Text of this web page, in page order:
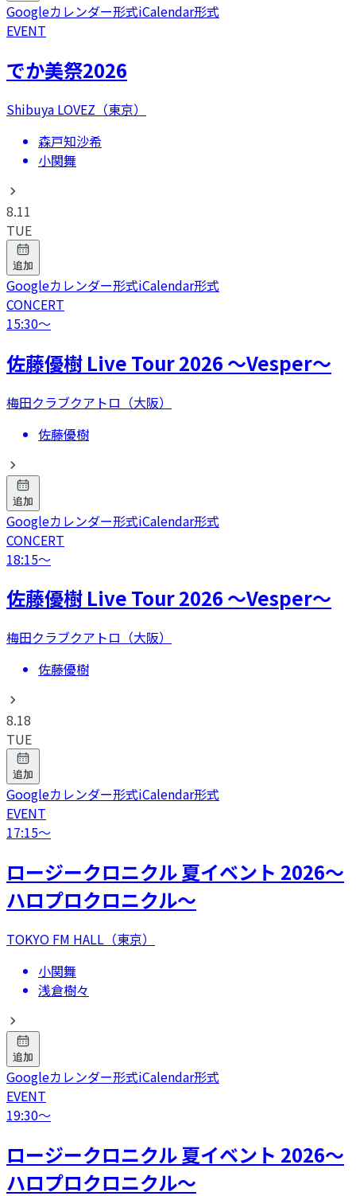
Googleカレンダー形式iCalendar形式
EVENT
でか美祭2026
Shibuya LOVEZ（東京）
森戸知沙希
小関舞
8.11
TUE
追加
Googleカレンダー形式iCalendar形式
CONCERT
15:30〜
​佐藤優樹 Live Tour 2026 〜Vesper〜
梅田クラブクアトロ（大阪）
佐藤優樹
追加
Googleカレンダー形式iCalendar形式
CONCERT
18:15〜
​佐藤優樹 Live Tour 2026 〜Vesper〜
梅田クラブクアトロ（大阪）
佐藤優樹
8.18
TUE
追加
Googleカレンダー形式iCalendar形式
EVENT
17:15〜
ロージークロニクル 夏イベント 2026～
ハロプロクロニクル～
TOKYO FM HALL（東京）
小関舞
浅倉樹々
追加
Googleカレンダー形式iCalendar形式
EVENT
19:30〜
ロージークロニクル 夏イベント 2026～
ハロプロクロニクル～